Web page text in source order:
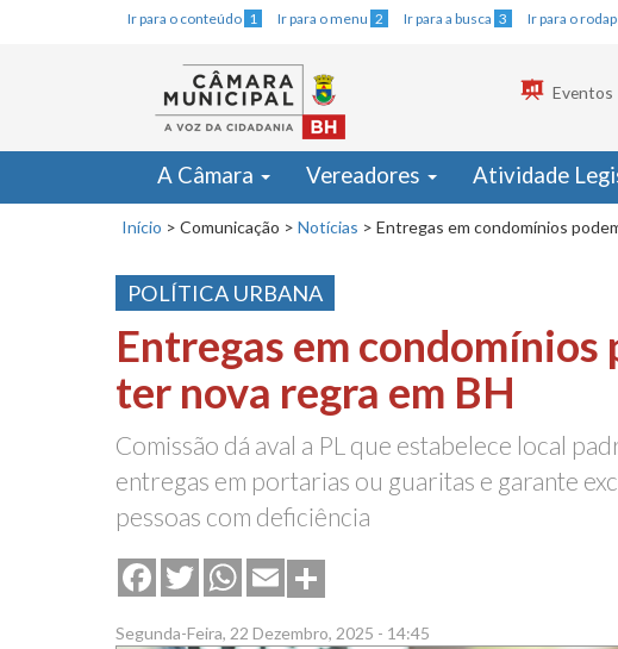
Ir para o conteúdo 1 Ir para o menu 2 Ir para a busca 3 Ir para o
Eventos
A Câmara Vereadores Atividade
Início > Comunicação > Notícias > Entregas em condomínios
POLÍTICA URBANA
Entregas em condomínios
ter nova regra em BH
Comissão dá aval a PL que estabelece local
entregas em portarias ou guaritas e garante
pessoas com deficiência
FacebookTwitterWhatsApp
Email
Segunda-Feira, 22 Dezembro, 2025 - 14:45